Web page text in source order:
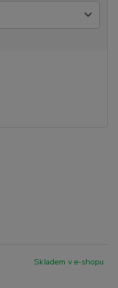
Skladem v e-shopu